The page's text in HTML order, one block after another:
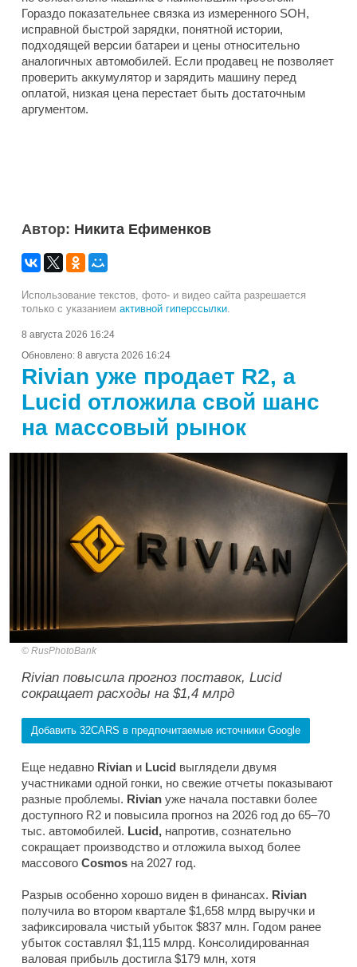
Гораздо показательнее связка из измеренного SOH,
исправной быстрой зарядки, понятной истории,
подходящей версии батареи и цены относительно
аналогичных автомобилей. Если продавец не позволяет
проверить аккумулятор и зарядить машину перед
оплатой, низкая цена перестает быть достаточным
аргументом.
Автор: Никита Ефименков
Использование текстов, фото- и видео сайта разрешается
только с указанием активной гиперссылки
8 августа 2026 16:24
Обновлено: 8 августа 2026 16:24
Rivian уже продает R2, а
Lucid отложила свой шанс
на массовый рынок
RusPhotoBank
Rivian повысила прогноз поставок, Lucid
сокращает расходы на $1,4 млрд
Добавить 32CARS в предпочитаемые источники Google
Еще недавно Rivian и Lucid выглядели двумя
участниками одной гонки, но свежие отчеты показывают
разные проблемы. Rivian уже начала поставки более
доступного R2 и повысила прогноз на 2026 год до 65–70
тыс. автомобилей. Lucid, напротив, сознательно
сокращает производство и отложила выход более
массового Cosmos на 2027 год.
Разрыв особенно хорошо виден в финансах. Rivian
получила во втором квартале $1,658 млрд выручки и
зафиксировала чистый убыток $837 млн. Годом ранее
убыток составлял $1,115 млрд. Консолидированная
валовая прибыль достигла $179 млн, хотя